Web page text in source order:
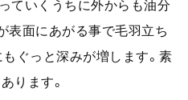
ていくうちに外からも油分
表面にあがる事で毛羽立ち
もぐっと深みが増します。素
ります。